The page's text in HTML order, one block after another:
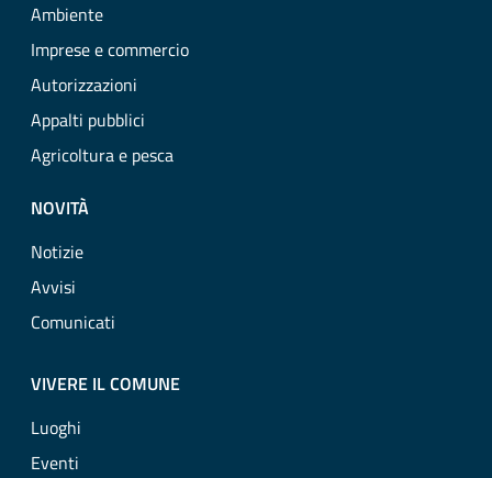
Ambiente
Imprese e commercio
Autorizzazioni
Appalti pubblici
Agricoltura e pesca
NOVITÀ
Notizie
Avvisi
Comunicati
VIVERE IL COMUNE
Luoghi
Eventi